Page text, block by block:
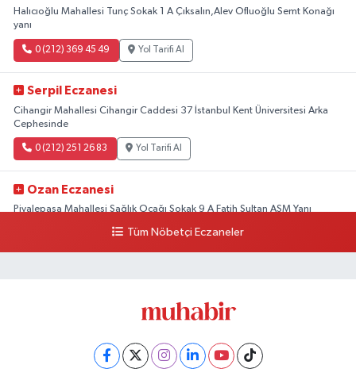
Halıcıoğlu Mahallesi Tunç Sokak 1 A Çıksalın,Alev Ofluoğlu Semt Konağı
yanı
0 (212) 369 45 49 Yol Tarifi Al
Serpil Eczanesi
Cihangir Mahallesi Cihangir Caddesi 37 İstanbul Kent Üniversitesi Arka
Cephesinde
0 (212) 251 26 83 Yol Tarifi Al
Ozan Eczanesi
Piyalepaşa Mahallesi Sağlık Ocağı Sokak 9 A Fatih Sultan ASM Yanı
Yol Tarifi Al
Tüm Nöbetçi Eczaneler